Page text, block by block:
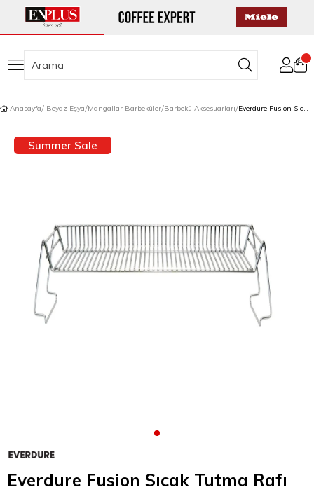
Anasayfa Beyaz Eşya Mangallar Barbeküler Barbekü Aksesuarları Everdure Fusion Sıcak Tutma Rafı
Summer Sale
Everdure Fusion Sıcak Tutma Rafı